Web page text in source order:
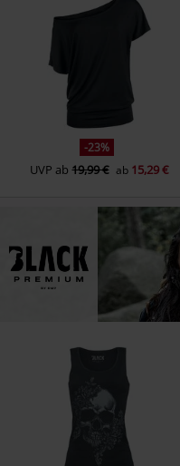
-23%
UVP ab19,99 € ab 15,29 €